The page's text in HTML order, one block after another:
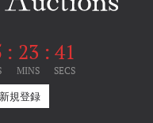
: 23
MINS
: 41
SECS
新規登録